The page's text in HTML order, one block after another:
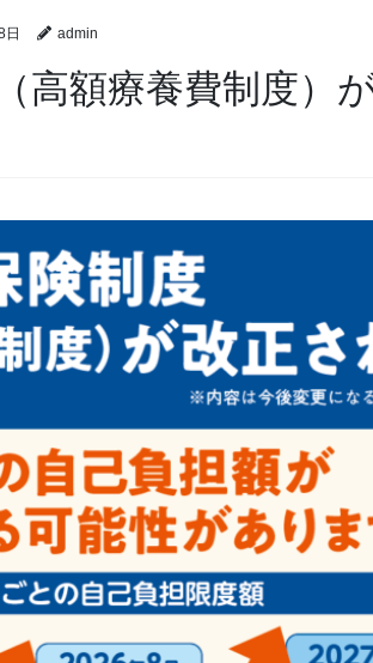
日 admin
高額療養費制度）